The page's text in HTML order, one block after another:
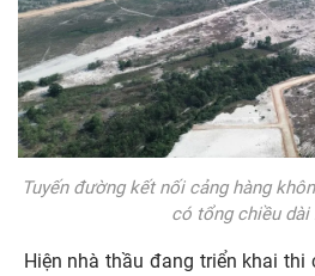
Tuyến đường kết nối cảng hàng
có tổng chiều dài
Hiện nhà thầu đang triển khai thi